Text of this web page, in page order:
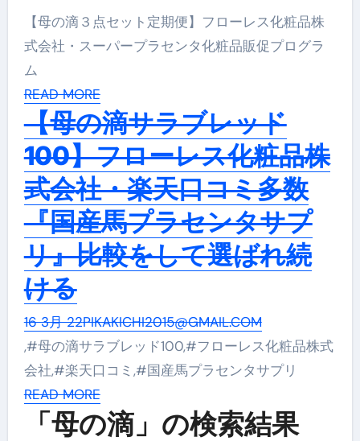
【母の滴３点セット定期便】フローレス化粧品株
式会社・スーパープラセンタ化粧品販促プログラ
ム
READ MORE
【母の滴サラブレッド
100】フローレス化粧品株
式会社・楽天口コミ多数
『国産馬プラセンタサプ
リ』比較をして選ばれ続
ける
16 3月 22PIKAKICHI2015@GMAIL.COM
,#母の滴サラブレッド100,#フローレス化粧品株式
会社,#楽天口コミ,#国産馬プラセンタサプリ
READ MORE
「母の滴」の検索結果